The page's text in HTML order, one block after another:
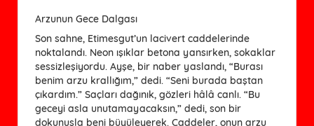
Arzunun Gece Dalgası
Son sahne, Etimesgut’un lacivert caddelerinde
noktalandı. Neon ışıklar betona yansırken, sokaklar
sessizleşiyordu. Ayşe, bir naber yaslandı, “Burası
benim arzu krallığım,” dedi. “Seni burada baştan
çıkardım.” Saçları dağınık, gözleri hâlâ canlı. “Bu
geceyi asla unutamayacaksın,” dedi, son bir
dokunuşla beni büyüleyerek. Caddeler, onun arzu